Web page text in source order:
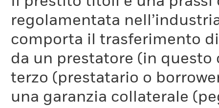
regolamentata
comporta il trasferimento
da un prestatore (in questo
terzo (prestatario o
una garanzia collaterale